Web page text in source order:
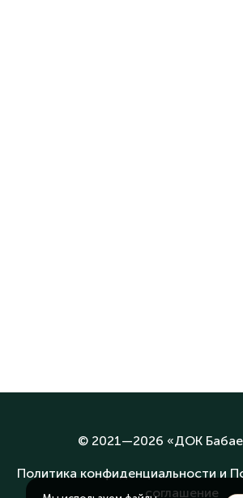
© 2021—2026 «ДОК
Политика конфиденциальности и
соглашение